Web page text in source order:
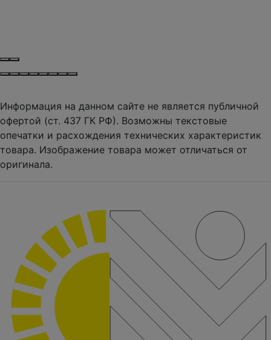
Информация на данном сайте не является публичной
офертой (ст. 437 ГК РФ). Возможны текстовые
опечатки и расхождения технических характеристик
товара. Изображение товара может отличаться от
оригинала.